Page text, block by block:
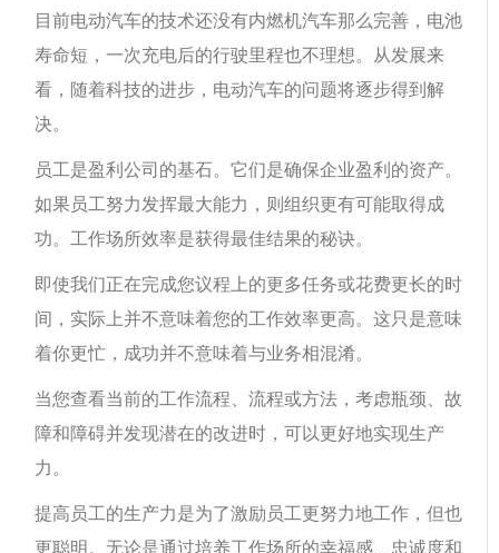
目前电动汽车的技术还没有内燃机汽车那么完善，电池
寿命短，一次充电后的行驶里程也不理想。从发展来
看，随着科技的进步，电动汽车的问题将逐步得到解
决。
员工是盈利公司的基石。它们是确保企业盈利的资产。
如果员工努力发挥最大能力，则组织更有可能取得成
功。工作场所效率是获得最佳结果的秘诀。
即使我们正在完成您议程上的更多任务或花费更长的时
间，实际上并不意味着您的工作效率更高。这只是意味
着你更忙，成功并不意味着与业务相混淆。
当您查看当前的工作流程、流程或方法，考虑瓶颈、故
障和障碍并发现潜在的改进时，可以更好地实现生产
力。
提高员工的生产力是为了激励员工更努力地工作，但也
更聪明。无论是通过培养工作场所的幸福感、忠诚度和